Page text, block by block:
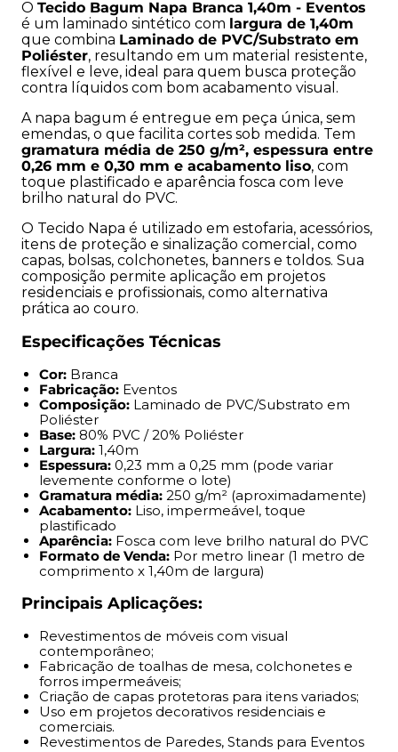
Cor: Branca
Fabricação:Eventos
Composição:Laminado de PVC/Substrato em
Poliéster
Base:80% PVC / 20% Poliéster
Largura:1,40m
Espessura:0,23 mm a 0,25 mm (pode variar
levemente conforme o lote)
Gramatura média:250 g/m² (aproximadamente)
Aparência:Fosca com leve brilho natural do PVC
Formato de Venda:Por metro linear (1 metro de
comprimento x 1,40m de largura)
Principais Aplicações:
Revestimentos de móveis com visual
contemporâneo;
Fabricação de toalhas de mesa, colchonetes e forros
impermeáveis;
Criação de capas protetoras para itens variados;
Uso em projetos decorativos residenciais e comerciais.
Revestimentos de Paredes, Stands para Eventos
Vantagens do Tecido Napa Bagum
Impermeável:protege contra líquidos e respingos;
Fácil de limpar:um paninho já resolve 90% das tretas;
Alta durabilidade:
resistente à tração, rasgos e
desgaste por uso;
aplicações criativas.
Informações de Venda
Pedidos múltiplos: serão enviados em metragem
contínua (ex: 3m = peça única de 3x1,40m)
O Tecido Bagum Napa Branca 1,40m - Eventos
é um laminado sintético com largura de 1,40m
que combina Laminado de PVC/Substrato em
Poliéster, resultando em um material resistente,
flexível e leve, ideal para quem busca proteção
contra líquidos com bom acabamento visual.
A napa bagum é entregue em peça única, sem
emendas, o que facilita cortes sob medida. Tem
gramatura média de 250 g/m², espessura entre
0,26 mm e 0,30 mm e acabamento liso, com
toque plastificado e aparência fosca com leve
brilho natural do PVC.
O Tecido Napa é utilizado em estofaria, acessórios,
itens de proteção e sinalização comercial, como
capas, bolsas, colchonetes, banners e toldos. Sua
composição permite aplicação em projetos
residenciais e profissionais, como alternativa
prática ao couro.
Especificações Técnicas
Cor: Branca
Fabricação: Eventos
Composição: Laminado de PVC/Substrato em
Poliéster
Base: 80% PVC / 20% Poliéster
Largura: 1,40m
Espessura: 0,23 mm a 0,25 mm (pode variar
levemente conforme o lote)
Gramatura média: 250 g/m² (aproximadamente)
Acabamento: Liso, impermeável, toque
plastificado
Aparência: Fosca com leve brilho natural do PVC
Formato de Venda: Por metro linear (1 metro de
comprimento x 1,40m de largura)
Principais Aplicações:
Revestimentos de móveis com visual
contemporâneo;
Fabricação de toalhas de mesa, colchonetes e
forros impermeáveis;
Criação de capas protetoras para itens variados;
Uso em projetos decorativos residenciais e
comerciais.
Revestimentos de Paredes, Stands para Eventos